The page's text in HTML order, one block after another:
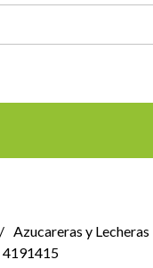
Azucareras y Lecheras
4191415